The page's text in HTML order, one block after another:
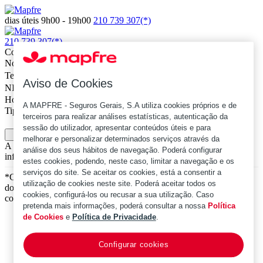
dias úteis 9h00 - 19h00 210 739 307(*)
210 739 307(*)
Contactem-me
Nome
Telefone
NIF
Horário de contacto preferencial
Tipo de Contacto
Confirmar
A informação constante desta página não dispensa a consulta da
informação pré-contratual e contratual legalmente exigida.
*Chamada para a rede fixa nacional. O custo de chamada depende
do tarifário que tiver acordado com o seu operador de
comunicações.
Política de Privacidade e Tratamento de Dados Pessoais
Contactos
Aviso de Cookies
A MAPFRE - Seguros Gerais, S.A utiliza cookies próprios e de
terceiros para realizar análises estatísticas, autenticação da
sessão do utilizador, apresentar conteúdos úteis e para
melhorar e personalizar determinados serviços através da
análise dos seus hábitos de navegação. Poderá configurar
estes cookies, podendo, neste caso, limitar a navegação e os
serviços do site. Se aceitar os cookies, está a consentir a
utilização de cookies neste site. Poderá aceitar todos os
cookies, configurá-los ou recusar a sua utilização. Caso
pretenda mais informações, poderá consultar a nossa Política
de Cookiese Política de Privacidade.
Configurar cookies